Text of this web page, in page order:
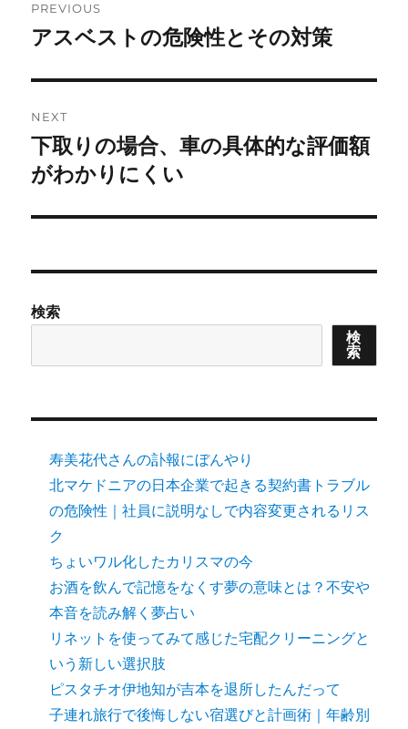
navigation
PREVIOUS
Previous
アスベストの危険性とその対策
NEXT
Next
post:
下取りの場合、車の具体的な評価額
がわかりにくい
検索
検
索
寿美花代さんの訃報にぼんやり
北マケドニアの日本企業で起きる契約書トラブル
の危険性｜社員に説明なしで内容変更されるリス
ク
ちょいワル化したカリスマの今
お酒を飲んで記憶をなくす夢の意味とは？不安や
本音を読み解く夢占い
リネットを使ってみて感じた宅配クリーニングと
いう新しい選択肢
ピスタチオ伊地知が吉本を退所したんだって
子連れ旅行で後悔しない宿選びと計画術｜年齢別